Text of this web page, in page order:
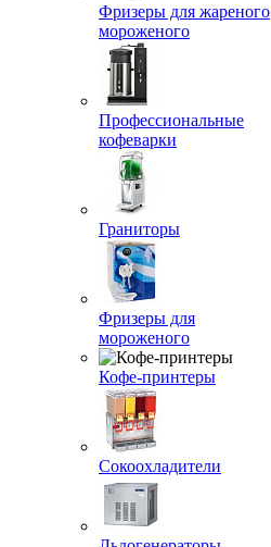
Фризеры для жареного
мороженого
Профессиональные
кофеварки
Граниторы
Фризеры для
мороженого
Кофе-принтеры
Сокоохладители